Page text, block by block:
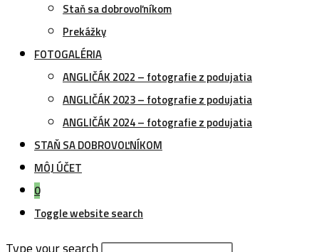
Staň sa dobrovoľníkom
Prekážky
FOTOGALÉRIA
ANGLIČÁK 2022 – fotografie z podujatia
ANGLIČÁK 2023 – fotografie z podujatia
ANGLIČÁK 2024 – fotografie z podujatia
STAŇ SA DOBROVOĽNÍKOM
MÔJ ÚČET
0
Toggle website search
Type your search